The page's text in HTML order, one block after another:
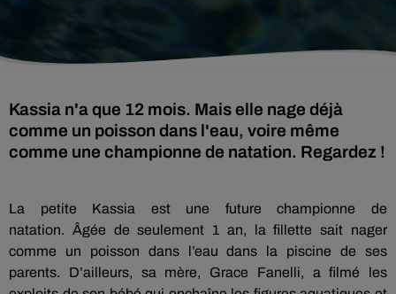
Kassia n'a que 12 mois. Mais elle nage déjà
comme un poisson dans l'eau, voire même
comme une championne de natation. Regardez !
La petite Kassia
est une future championne de
natation. Âgée de seulement 1 an, la fillette sait nager
comme un poisson dans l’eau dans la piscine de ses
parents.
D’ailleurs, sa mère, Grace Fanelli, a filmé les